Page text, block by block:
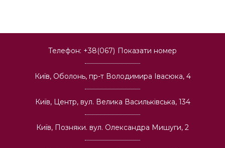
Телефон: +38(067) Показати номер
Київ, Оболонь, пр-т Володимира Івасюка, 4
Київ, Центр, вул. Велика Васильківська, 134
Київ, Позняки. вул. Олександра Мишуги, 2